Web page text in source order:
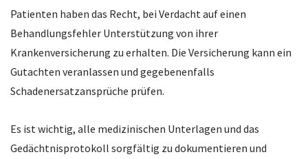
Patienten haben das Recht, bei Verdacht auf einen
Behandlungsfehler Unterstützung von ihrer
Krankenversicherung zu erhalten. Die Versicherung kann ein
Gutachten veranlassen und gegebenenfalls
Schadenersatzansprüche prüfen.
Es ist wichtig, alle medizinischen Unterlagen und das
Gedächtnisprotokoll sorgfältig zu dokumentieren und